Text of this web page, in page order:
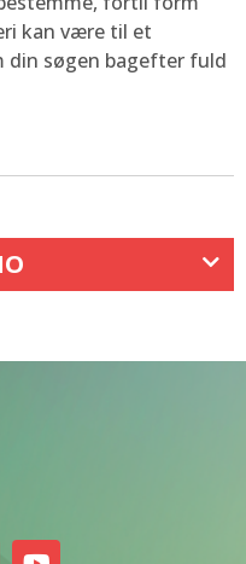
kan være til et
din søgen bagefter fuld